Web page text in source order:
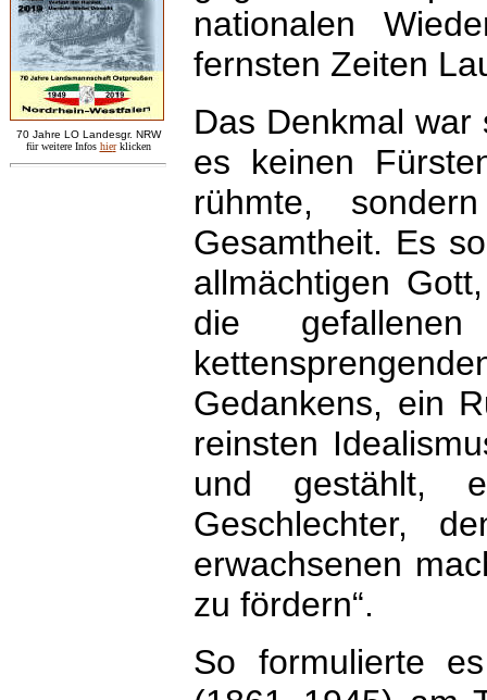
70 Jahre LO Landesgr. NRW
für weitere Infos hier klicken
nationalen
fernsten Zeiten
Das Denkmal
es keinen
rühmte,
Gesamtheit. Es
allmächtigen
die
Gedankens, ein
reinsten
und gestählt,
Geschlechter,
erwachsenen
zu fördern“.
So formulierte